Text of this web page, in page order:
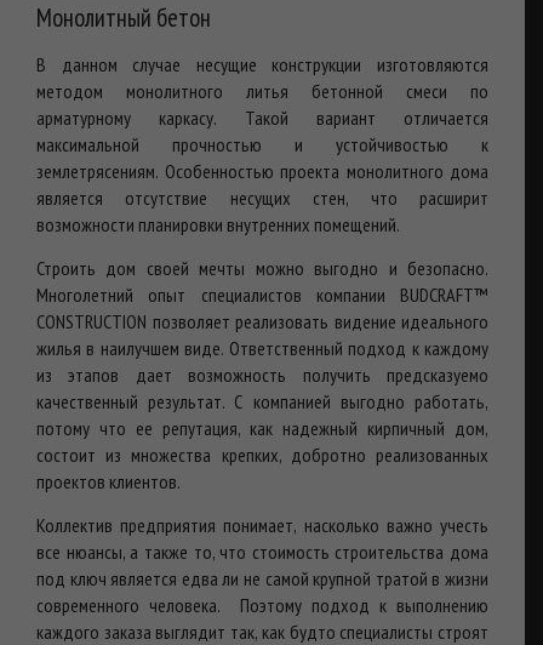
Монолитный бетон
В данном случае несущие конструкции изготовляются
методом монолитного литья бетонной смеси по
арматурному каркасу. Такой вариант отличается
максимальной прочностью и устойчивостью к
землетрясениям. Особенностью проекта монолитного дома
является отсутствие несущих стен, что расширит
возможности планировки внутренних помещений.
Строить дом своей мечты можно выгодно и безопасно.
Многолетний опыт специалистов компании BUDCRAFT™
CONSTRUCTION позволяет реализовать видение идеального
жилья в наилучшем виде. Ответственный подход к каждому
из этапов дает возможность получить предсказуемо
качественный результат. С компанией выгодно работать,
потому что ее репутация, как надежный кирпичный дом,
состоит из множества крепких, добротно реализованных
проектов клиентов.
Коллектив предприятия понимает, насколько важно учесть
все нюансы, а также то, что стоимость строительства дома
под ключ является едва ли не самой крупной тратой в жизни
современного человека. Поэтому подход к выполнению
каждого заказа выглядит так, как будто специалисты строят